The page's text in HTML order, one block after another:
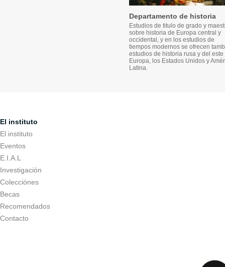
Departamento de historia
Estudios de titulo de grado y
sobre historia de Europa central y
occidental, y en los estudios de
tiempos modernos se ofrecen
estudios de historia rusa y del este
Europa, los Estados Unidos y
Latina.
El instituto
El instituto
Eventos
E.I.A.L
Investigación
Colecciónes
Becas
Recomendados
Contacto